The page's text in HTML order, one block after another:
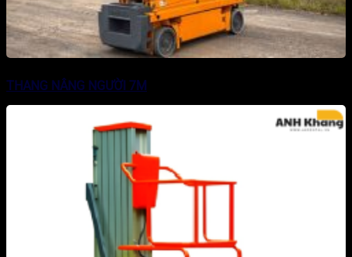
THANG NÂNG NGƯỜI 7M